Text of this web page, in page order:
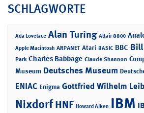
SCHLAGWORTE
Ada Lovelace Alan Turing Altair 8800
Apple Macintosh ARPANET Atari BASIC BBC
Park Charles Babbage Claude Shannon
Museum Deutsches Museum
ENIAC Enigma Gottfried Wilhelm
NixdorfHNF Howard Aiken IBM